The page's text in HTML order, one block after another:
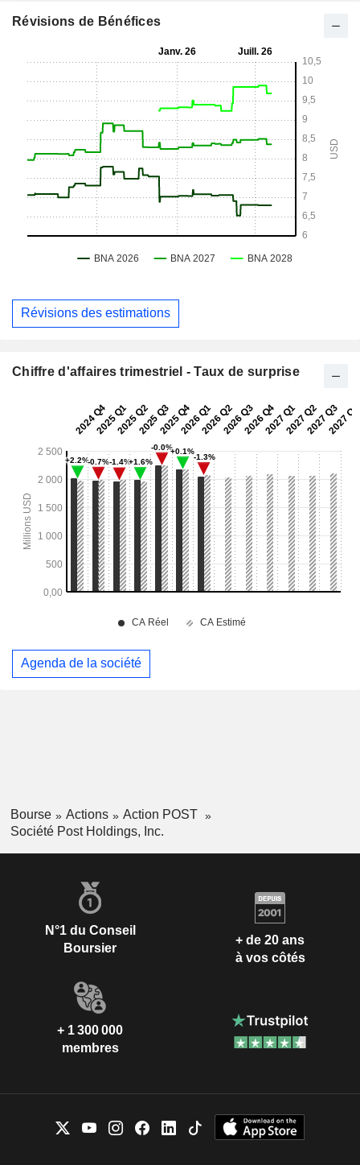
Révisions de Bénéfices
Révisions des estimations
Chiffre d'affaires trimestriel - Taux de surprise
Agenda de la société
Bourse Actions
Action POST
Société Post Holdings, Inc.
N°1 du Conseil
Boursier
+ de 20 ans
à vos côtés
+ 1 300 000
membres